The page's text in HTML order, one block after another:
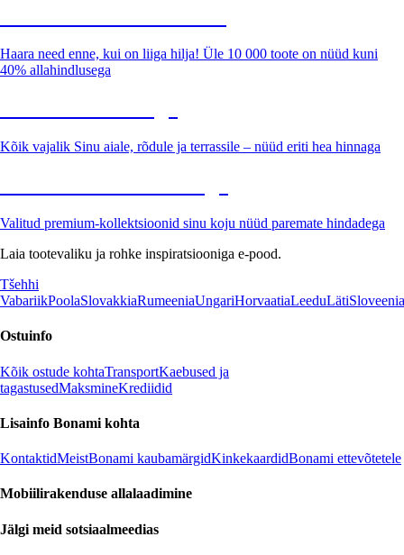
Haara need enne, kui on liiga hilja! Üle 10 000 toote on nüüd kuni
40% allahindlusega
Kõik vajalik Sinu aiale, rõdule ja terrassile – nüüd eriti hea hinnaga
Valitud premium-kollektsioonid sinu koju nüüd paremate hindadega
Laia tootevaliku ja rohke inspiratsiooniga e-pood.
Tšehhi
VabariikPoolaSlovakkiaRumeeniaUngariHorvaatiaLeeduLätiSloveenia
Ostuinfo
Kõik ostude kohtaTransportKaebused ja
tagastusedMaksmineKrediidid
Lisainfo Bonami kohta
KontaktidMeistBonami kaubamärgidKinkekaardidBonami ettevõtetele
Mobiilirakenduse allalaadimine
Jälgi meid sotsiaalmeedias